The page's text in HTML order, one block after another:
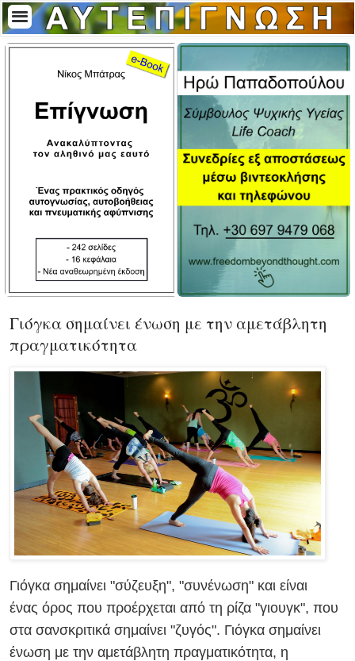
Γιόγκα σημαίνει ένωση με την αμετάβλητη
πραγματικότητα
Γιόγκα σημαίνει "σύζευξη", "συνένωση" και είναι
ένας όρος που προέρχεται από τη ρίζα "γιουγκ", που
στα σανσκριτικά σημαίνει "ζυγός". Γιόγκα σημαίνει
ένωση με την αμετάβλητη πραγματικότητα, η